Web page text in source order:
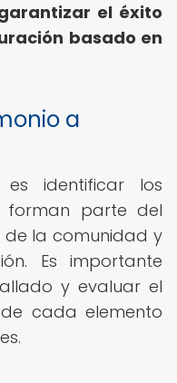
el éxito
basado en
a
identificar los
forman parte del
la comunidad y
Es importante
y evaluar el
cada elemento